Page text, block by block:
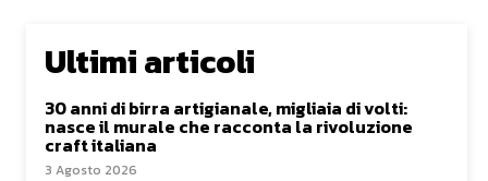
Ultimi articoli
30 anni di birra artigianale, migliaia di volti:
nasce il murale che racconta la rivoluzione
craft italiana
3 Agosto 2026